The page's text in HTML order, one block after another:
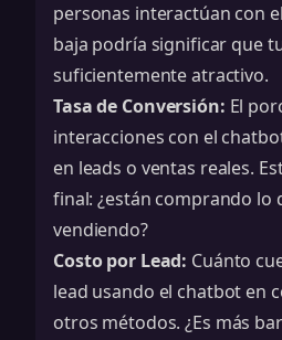
personas interactúan con
baja podría significar que
suficientemente atractivo.
Tasa de Conversión: El
interacciones con el
en leads o ventas reales.
final: ¿están comprando lo
vendiendo?
Costo por Lead: Cuánto
lead usando el chatbot en
otros métodos. ¿Es más